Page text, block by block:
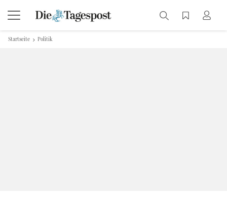
Startseite Politik